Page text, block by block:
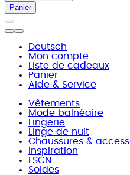
Panier
Deutsch
Mon compte
Liste de cadeaux
Panier
Aide & Service
Vêtements
Mode balnéaire
Lingerie
Linge de nuit
Chaussures &
Inspiration
LSCN
Soldes